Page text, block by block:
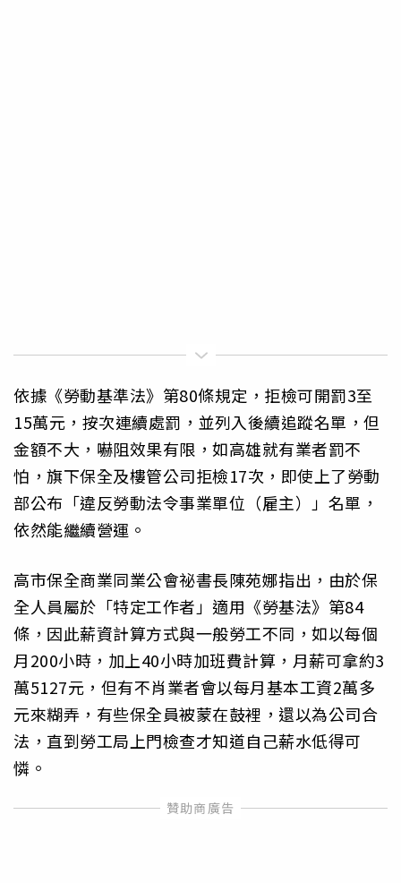
依據《勞動基準法》第80條規定，拒檢可開罰3至
15萬元，按次連續處罰，並列入後續追蹤名單，但
金額不大，嚇阻效果有限，如高雄就有業者罰不
怕，旗下保全及樓管公司拒檢17次，即使上了勞動
部公布「違反勞動法令事業單位（雇主）」名單，
依然能繼續營運。
高市保全商業同業公會祕書長陳苑娜指出，由於保
全人員屬於「特定工作者」適用《勞基法》第84
條，因此薪資計算方式與一般勞工不同，如以每個
月200小時，加上40小時加班費計算，月薪可拿約3
萬5127元，但有不肖業者會以每月基本工資2萬多
元來糊弄，有些保全員被蒙在鼓裡，還以為公司合
法，直到勞工局上門檢查才知道自己薪水低得可
憐。